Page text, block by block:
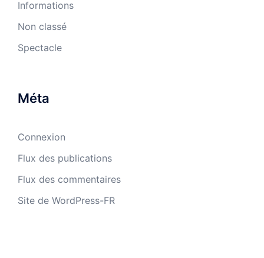
Informations
Non classé
Spectacle
Méta
Connexion
Flux des publications
Flux des commentaires
Site de WordPress-FR